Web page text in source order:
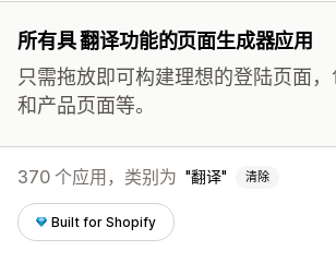
所有具 翻译功能的页面生成器应用
只需拖放即可构建理想的登陆页面，
和产品页面等。
370 个应用，类别为 翻译 清除
Built for Shopify